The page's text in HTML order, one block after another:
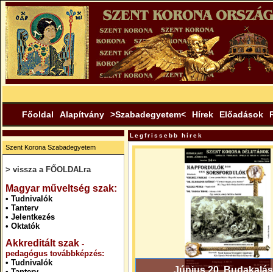
Főoldal Alapítvány >Szabadegyetem< Hírek Előadások
Szent Korona Szabadegyetem
> vissza a FŐOLDALra
Magyar műveltség szak:
• Tudnivalók
• Tanterv
• Jelentkezés
• Oktatók
Akkreditált szak -
pedagógus továbbképzés:
• Tudnivalók
Legfrissebb hírek
Június 20.